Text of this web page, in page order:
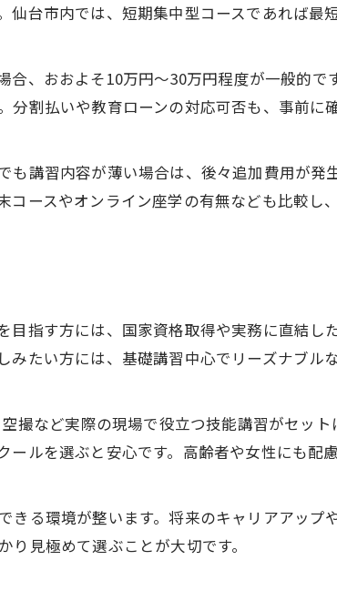
台市内では、短期集中型コースであれば最
、おおよそ10万円～30万円程度が一般的で
割払いや教育ローンの対応可否も、事前に
講習内容が薄い場合は、後々追加費用が発
ースやオンライン座学の有無なども比較し
指す方には、国家資格取得や実務に直結し
たい方には、基礎講習中心でリーズナブル
撮など実際の現場で役立つ技能講習がセッ
ルを選ぶと安心です。高齢者や女性にも配
る環境が整います。将来のキャリアアップ
見極めて選ぶことが大切です。